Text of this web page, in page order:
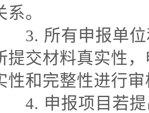
系。
3. 所有申报单
提交材料真实性
性和完整性进行
4. 申报项目若